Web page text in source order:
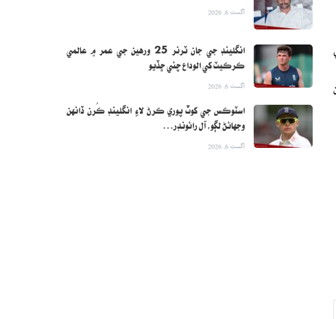
اگست 6, 2026
انگلينڊ جي جان ٽرنر 25 ورهين جي عمر ۾ عالمي
ڪرڪيٽ کي الوداع چئي ڇڏيو
اگست 6, 2026
اسٽوڪس جي کوٽ پوري ڪرڻ لاءِ انگلينڊ ڪُرن ڏانهن
وجهائڻ لڳو، آل رائونڊر…
اگست 6, 2026